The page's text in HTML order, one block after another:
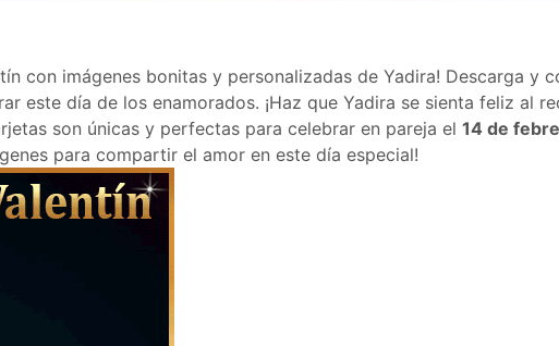
con imágenes bonitas y personalizadas de Yadira! Descarga y
este día de los enamorados. ¡Haz que Yadira se sienta feliz al
son únicas y perfectas para celebrar en pareja el 14 de
para compartir el amor en este día especial!